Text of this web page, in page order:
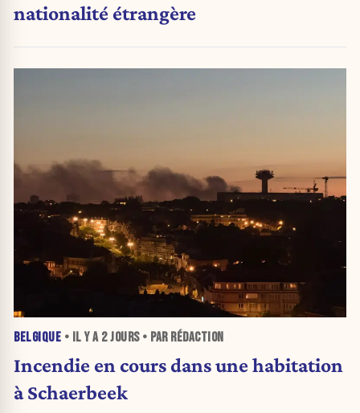
nationalité étrangère
BELGIQUE • IL Y A 2 JOURS• PAR RÉDACTION
Incendie en cours dans une habitation
à Schaerbeek